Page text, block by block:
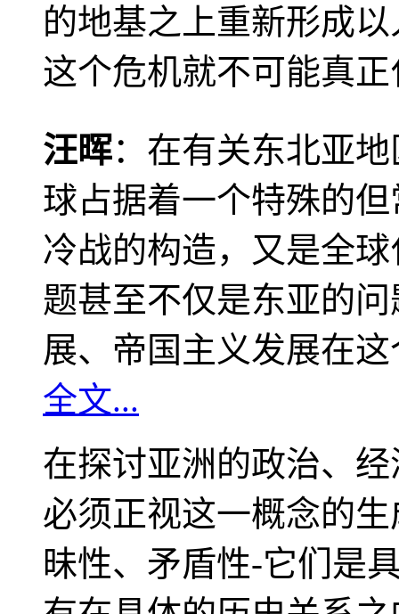
的地基之上重新形成
这个危机就不可能真
汪晖：在有关东北亚
球占据着一个特殊的
冷战的构造，又是全
题甚至不仅是东亚的
展、帝国主义发展在
全文...
在探讨亚洲的政治、
必须正视这一概念的
昧性、矛盾性-它们是